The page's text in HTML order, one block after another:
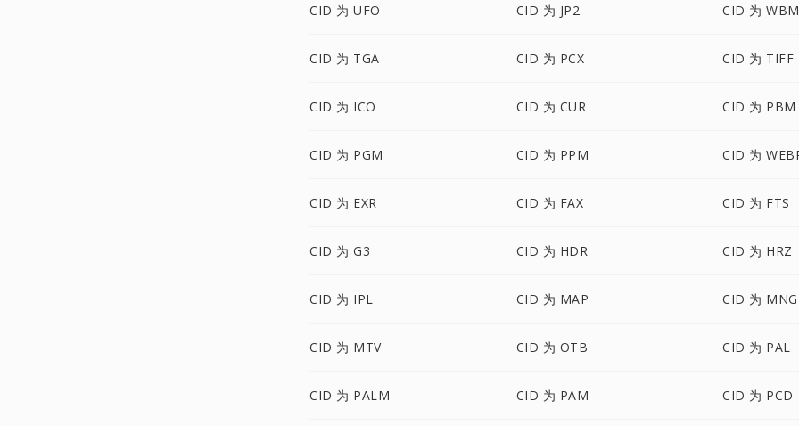
CID 为 UFO CID 为 JP2 CID 为
CID 为 TGA CID 为 PCX CID 为 TIFF
CID 为 ICO CID 为 CUR CID 为 PBM
CID 为 PGM CID 为 PPM CID 为
CID 为 EXR CID 为 FAX CID 为 FTS
CID 为 G3 CID 为 HDR CID 为 HRZ
CID 为 IPL CID 为 MAP CID 为 MNG
CID 为 MTV CID 为 OTB CID 为 PAL
CID 为 PALM CID 为 PAM CID 为 PCD